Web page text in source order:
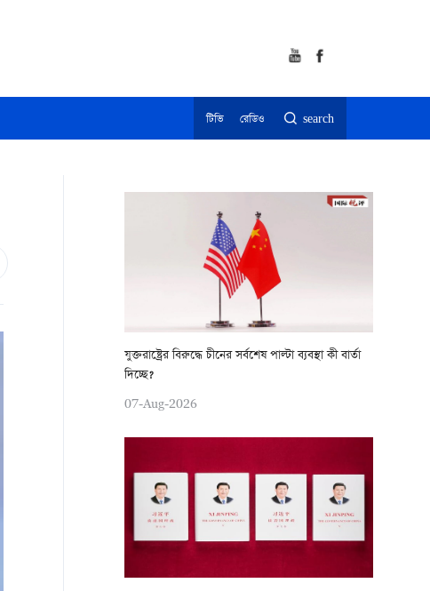
টিভি রেডিও search
যুক্তরাষ্ট্রের বিরুদ্ধে চীনের সর্বশেষ পাল্টা ব্যবস্থা কী বার্তা
দিচ্ছে?
07-Aug-2026